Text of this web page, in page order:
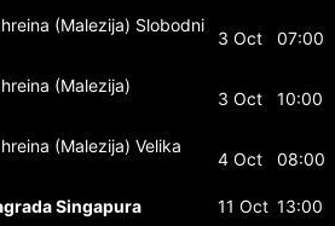
(Malezija) Slobodni
3 Oct 07:00
(Malezija)
3 Oct 10:00
(Malezija) Velika
4 Oct 08:00
Singapura 11 Oct 13:00